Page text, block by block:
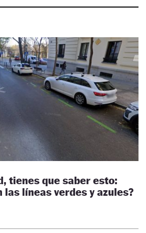
tienes que saber esto:
las líneas verdes y azules?